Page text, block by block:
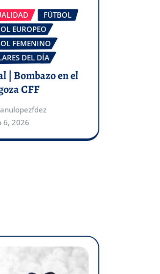
FÚTBOL
EUROPEO
FEMENINO
DEL DÍA
| Bombazo en el
CFF
6, 2026